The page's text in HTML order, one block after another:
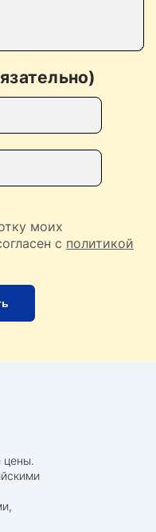
моих
с политикой
цены.